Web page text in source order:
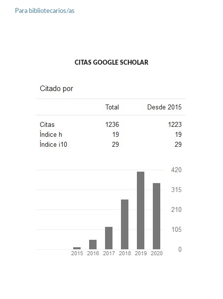
Para bibliotecarios/as
CITAS GOOGLE SCHOLAR